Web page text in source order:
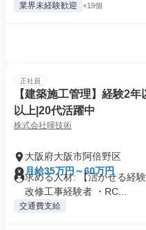
業界未経験歓迎 +19個
正社員
【建築施工管理】経験2
以上|20代活躍中
株式会社暉技術
大阪府大阪市阿倍野区
月給35万円～60万円
求める人材: 【活かせる経
改修工事経験者 ・RC...
交通費支給